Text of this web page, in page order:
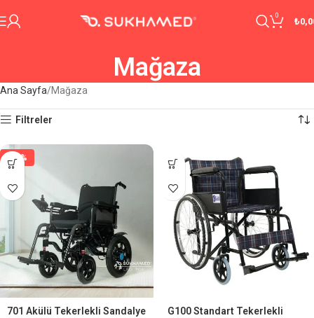
0
₺
Mağaza
Ana Sayfa Mağaza
Filtreler
-29%
701 Akülü Tekerlekli Sandalye
G100 Standart Tekerlekli